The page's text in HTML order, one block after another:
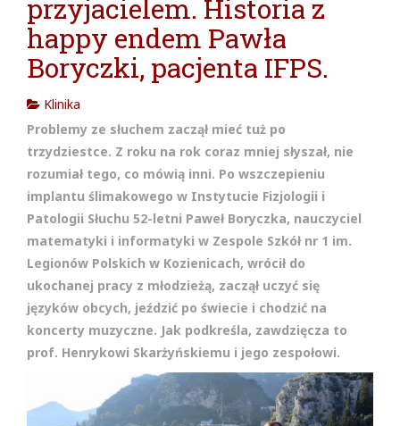
przyjacielem. Historia z
happy endem Pawła
Boryczki, pacjenta IFPS.
Klinika
Problemy ze słuchem zaczął mieć tuż po
trzydziestce. Z roku na rok coraz mniej słyszał, nie
rozumiał tego, co mówią inni. Po wszczepieniu
implantu ślimakowego w Instytucie Fizjologii i
Patologii Słuchu 52-letni Paweł Boryczka, nauczyciel
matematyki i informatyki w Zespole Szkół nr 1 im.
Legionów Polskich w Kozienicach, wrócił do
ukochanej pracy z młodzieżą, zaczął uczyć się
języków obcych, jeździć po świecie i chodzić na
koncerty muzyczne. Jak podkreśla, zawdzięcza to
prof. Henrykowi Skarżyńskiemu i jego zespołowi.